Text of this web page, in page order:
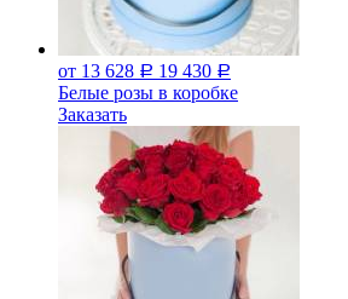
от 13 628 Р 19 430 Р
Белые розы в коробке
Заказать